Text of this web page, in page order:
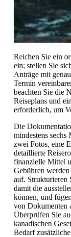
Reichen Sie ein
ein; stellen Sie
Anträge mit
Termin
beachten Sie die
Reiseplans und
erforderlich, um
Die
mindestens sechs
zwei Fotos, eine
detaillierte
finanzielle Mittel
Gebühren
auf. Strukturieren
damit die
können, und
von Dokumenten
Überprüfen Sie
kanadischen
Bedarf